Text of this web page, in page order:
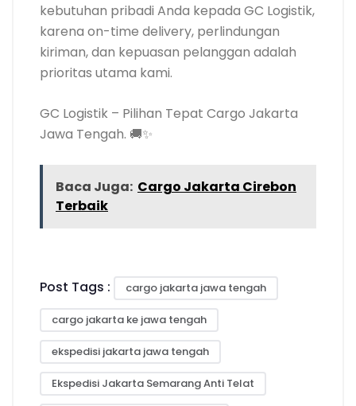
kebutuhan pribadi Anda kepada GC Logistik,
karena on-time delivery, perlindungan
kiriman, dan kepuasan pelanggan adalah
prioritas utama kami.
GC Logistik – Pilihan Tepat Cargo Jakarta
Jawa Tengah. 🚚✨
Baca Juga: Cargo Jakarta Cirebon
Terbaik
Post Tags : cargo jakarta jawa tengah
cargo jakarta ke jawa tengah
ekspedisi jakarta jawa tengah
Ekspedisi Jakarta Semarang Anti Telat